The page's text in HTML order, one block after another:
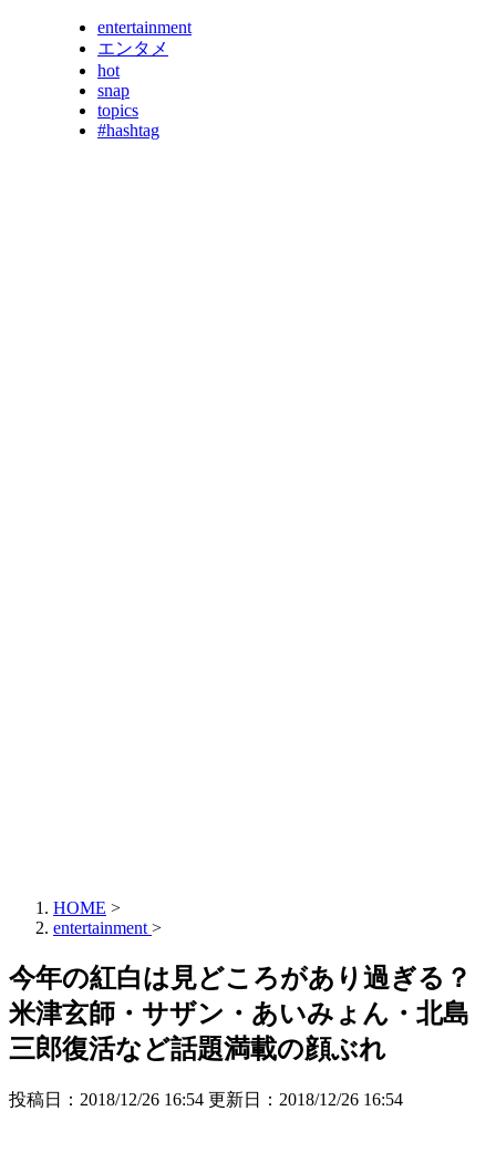
entertainment
エンタメ
hot
snap
topics
#hashtag
HOME >
entertainment >
今年の紅白は見どころがあり過ぎる？
米津玄師・サザン・あいみょん・北島
三郎復活など話題満載の顔ぶれ
投稿日：2018/12/26 16:54 更新日： 2018/12/26 16:54